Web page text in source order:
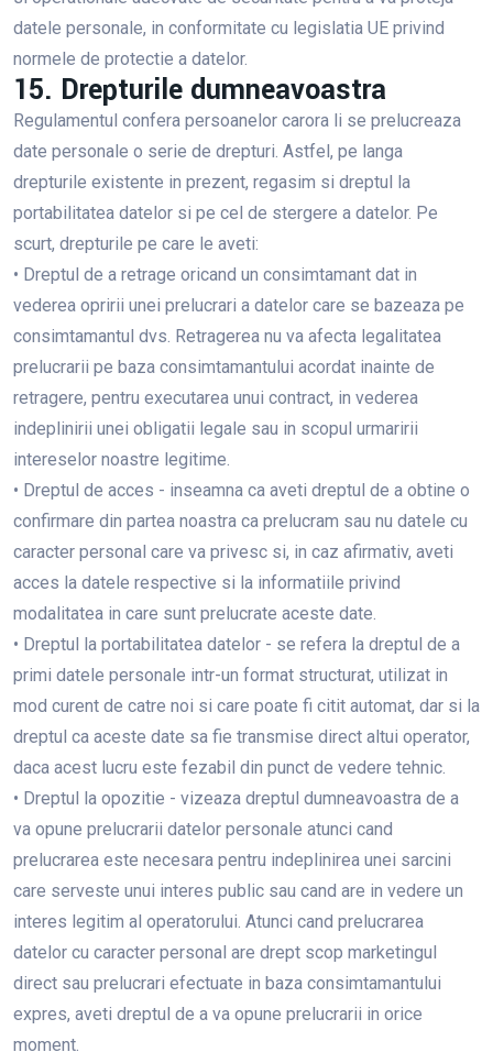
datele personale, in conformitate cu legislatia UE privind
normele de protectie a datelor.
15. Drepturile dumneavoastra
Regulamentul confera persoanelor carora li se prelucreaza
date personale o serie de drepturi. Astfel, pe langa
drepturile existente in prezent, regasim si dreptul la
portabilitatea datelor si pe cel de stergere a datelor. Pe
scurt, drepturile pe care le aveti:
• Dreptul de a retrage oricand un consimtamant dat in
vederea opririi unei prelucrari a datelor care se bazeaza pe
consimtamantul dvs. Retragerea nu va afecta legalitatea
prelucrarii pe baza consimtamantului acordat inainte de
retragere, pentru executarea unui contract, in vederea
indeplinirii unei obligatii legale sau in scopul urmaririi
intereselor noastre legitime.
• Dreptul de acces - inseamna ca aveti dreptul de a obtine o
confirmare din partea noastra ca prelucram sau nu datele cu
caracter personal care va privesc si, in caz afirmativ, aveti
acces la datele respective si la informatiile privind
modalitatea in care sunt prelucrate aceste date.
• Dreptul la portabilitatea datelor - se refera la dreptul de a
primi datele personale intr-un format structurat, utilizat in
mod curent de catre noi si care poate fi citit automat, dar si la
dreptul ca aceste date sa fie transmise direct altui operator,
daca acest lucru este fezabil din punct de vedere tehnic.
• Dreptul la opozitie - vizeaza dreptul dumneavoastra de a
va opune prelucrarii datelor personale atunci cand
prelucrarea este necesara pentru indeplinirea unei sarcini
care serveste unui interes public sau cand are in vedere un
interes legitim al operatorului. Atunci cand prelucrarea
datelor cu caracter personal are drept scop marketingul
direct sau prelucrari efectuate in baza consimtamantului
expres, aveti dreptul de a va opune prelucrarii in orice
moment.